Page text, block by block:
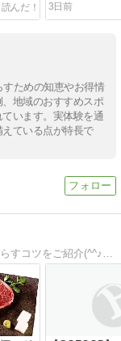
3日前
ための知恵やお得情
地域のおすすめスポ
います。実体験を通
ている点が特長で